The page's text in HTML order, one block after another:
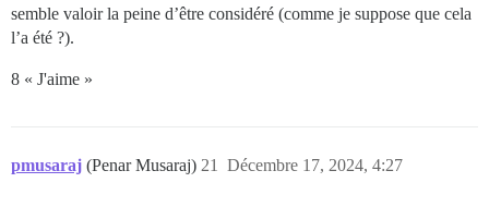
semble valoir la peine d’être considéré (comme je suppose que cela
l’a été ?).
8 « J'aime »
pmusaraj (Penar Musaraj) Décembre 17, 2024, 4:27
21